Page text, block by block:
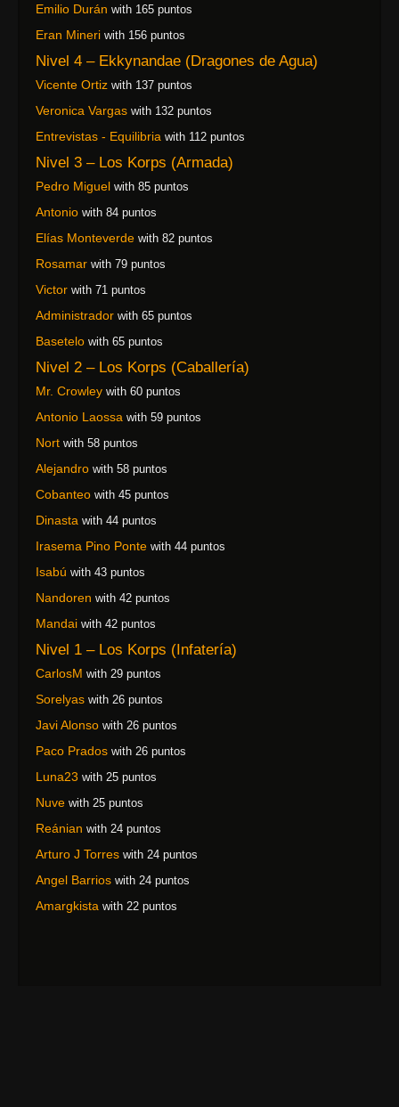
Emilio Durán with 165 puntos
Eran Mineri with 156 puntos
Nivel 4 – Ekkynandae (Dragones de Agua)
Vicente Ortiz with 137 puntos
Veronica Vargas with 132 puntos
Entrevistas - Equilibria with 112 puntos
Nivel 3 – Los Korps (Armada)
Pedro Miguel with 85 puntos
Antonio with 84 puntos
Elías Monteverde with 82 puntos
Rosamar with 79 puntos
Victor with 71 puntos
Administrador with 65 puntos
Basetelo with 65 puntos
Nivel 2 – Los Korps (Caballería)
Mr. Crowley with 60 puntos
Antonio Laossa with 59 puntos
Nort with 58 puntos
Alejandro with 58 puntos
Cobanteo with 45 puntos
Dinasta with 44 puntos
Irasema Pino Ponte with 44 puntos
Isabú with 43 puntos
Nandoren with 42 puntos
Mandai with 42 puntos
Nivel 1 – Los Korps (Infatería)
CarlosM with 29 puntos
Sorelyas with 26 puntos
Javi Alonso with 26 puntos
Paco Prados with 26 puntos
Luna23 with 25 puntos
Nuve with 25 puntos
Reánian with 24 puntos
Arturo J Torres with 24 puntos
Angel Barrios with 24 puntos
Amargkista with 22 puntos